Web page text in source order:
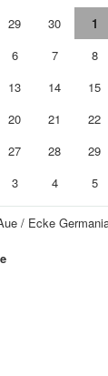
29 30 1
6 7 8
13 14 15
20 21 22
27 28 29
3 4 5
/ Ecke